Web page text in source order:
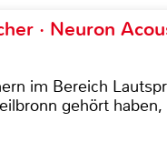
· Neuron
im Bereich
gehört